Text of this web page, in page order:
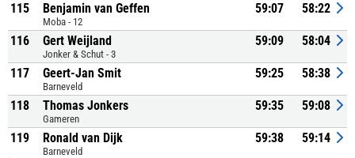
115 Benjamin van Geffen
Moba - 12
59:07 58:22
116 Gert Weijland
Jonker & Schut - 3
59:09 58:04
117 Geert-Jan Smit
Barneveld
59:25 58:38
118 Thomas Jonkers
Gameren
59:35 59:08
119 Ronald van Dijk
Barneveld
59:38 59:14